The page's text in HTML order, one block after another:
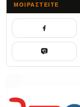
ΜΟΙΡΑΣΤΕΊΤΕ